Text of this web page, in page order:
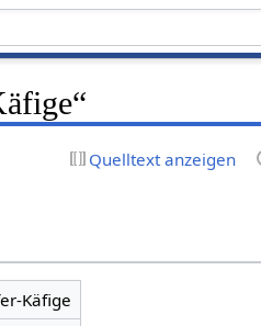
Quelltext anzeigen
Käfige